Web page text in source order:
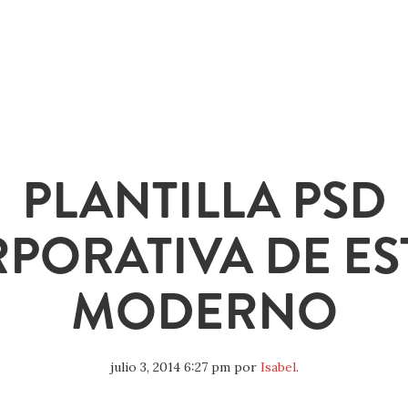
PLANTILLA PSD
DE
MODERNO
julio 3, 2014 6:27 pmpor Isabel.